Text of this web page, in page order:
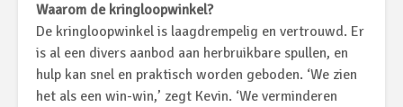
Waarom de kringloopwinkel?
De kringloopwinkel is laagdrempelig en vertrouwd. Er
is al een divers aanbod aan herbruikbare spullen, en
hulp kan snel en praktisch worden geboden. ‘We zien
het als een win-win,’ zegt Kevin. ‘We verminderen